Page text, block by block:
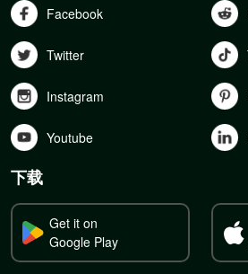
Facebook
Twitter
Instagram
Youtube
下载
Get it on
Google Play